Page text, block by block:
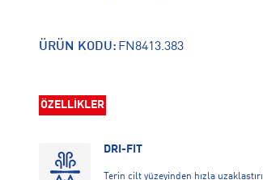
ÜRÜN KODU: FN8413.383
ÖZELLİKLER
DRI-FIT
Terin cilt yüzeyinden hızla